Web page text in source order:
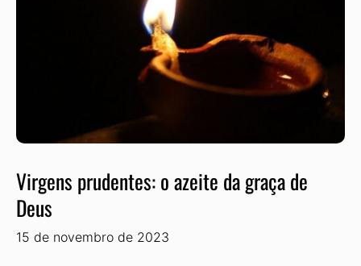
Virgens prudentes: o azeite da graça de
Deus
15 de novembro de 2023